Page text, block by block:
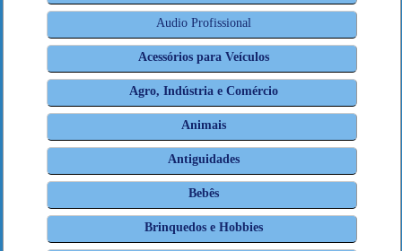
Audio Profissional
Acessórios para Veículos
Agro, Indústria e Comércio
Animais
Antiguidades
Bebês
Brinquedos e Hobbies